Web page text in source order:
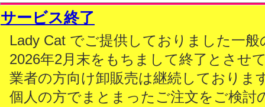
サービス終了
Lady Cat でご提供しておりました一
2026年2月末をもちまして終了とさせ
業者の方向け卸販売は継続しておりま
個人の方でまとまったご注文をご検討